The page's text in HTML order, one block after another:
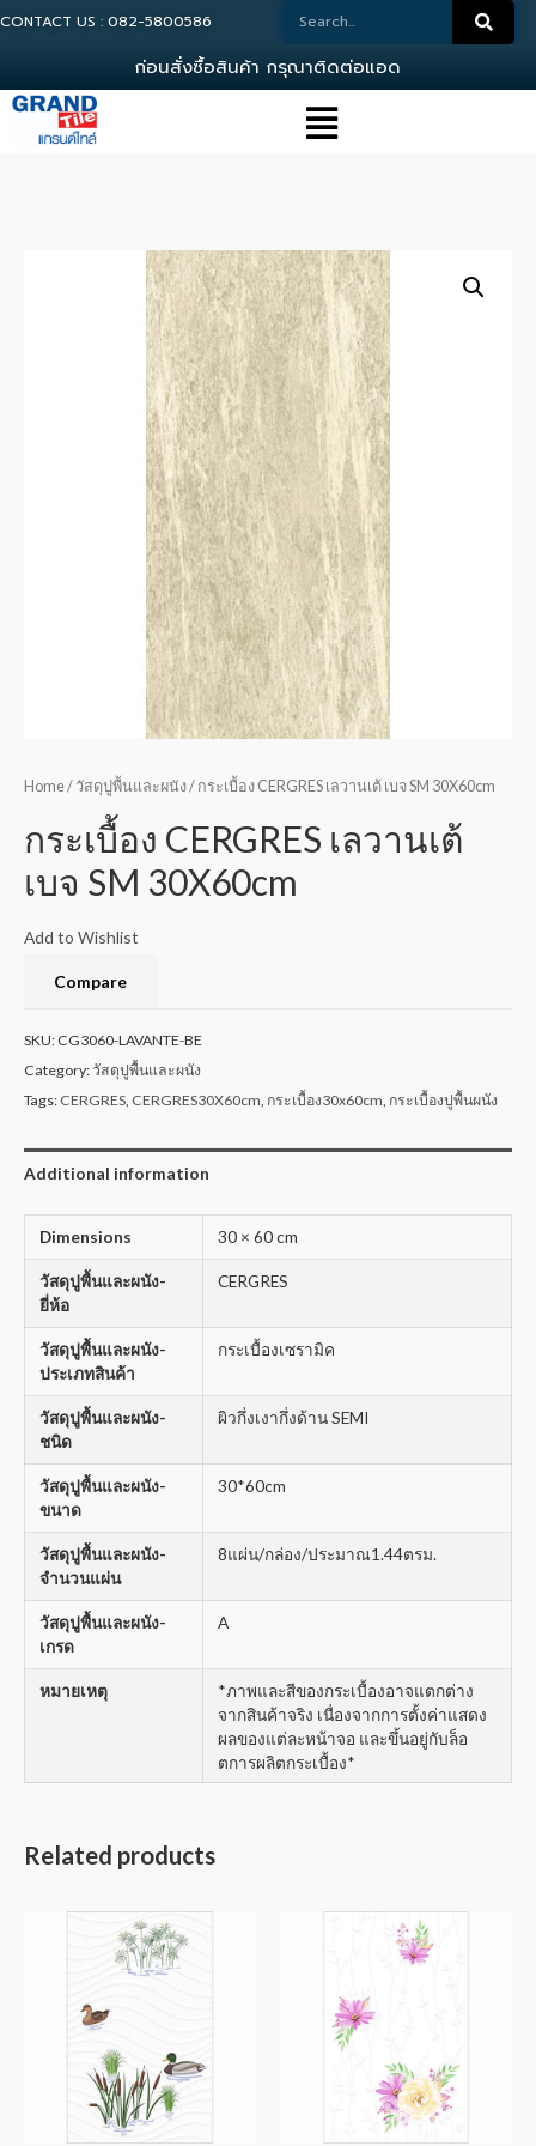
CONTACT US : 082-5800586
กอนสงซอสนคา กรณาตดตอแอดม
Home/ วัสดุปูพื้นและผนัง/ กระเบื้อง CERGRES เลวานเต้ เบจ SM 30X60cm
กระเบื้อง CERGRES เลวานเต้
เบจ SM 30X60cm
Add to Wishlist
Compare
SKU: CG3060-LAVANTE-BE
Category:วัสดุปูพื้นและผนัง
Tags: CERGRES CERGRES30X60cm กระเบื้อง30x60cm กระเบื้องปูพื้นผนัง
Additional information
Dimensions 30 × 60 cm
วัสดุปูพื้นและผนัง-
ยี่ห้อ
CERGRES
วัสดุปูพื้นและผนัง-
ประเภทสินค้า
กระเบื้องเซรามิค
วัสดุปูพื้นและผนัง-
ชนิด
ผิวกึ่งเงากึ่งด้าน SEMI
วัสดุปูพื้นและผนัง-
ขนาด
30*60cm
วัสดุปูพื้นและผนัง-
จำนวนแผ่น
8แผ่น/กล่อง/ประมาณ1.44ตรม.
วัสดุปูพื้นและผนัง-
เกรด
A
หมายเหตุ
*ภาพและสีของกระเบื้องอาจแตกต่าง
จากสินค้าจริง เนื่องจากการตั้งค่าแสดง
ผลของแต่ละหน้าจอ และขึ้นอยู่กับล็อ
ตการผลิตกระเบื้อง*
Related products